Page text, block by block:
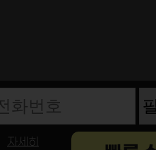
화번호
자세히